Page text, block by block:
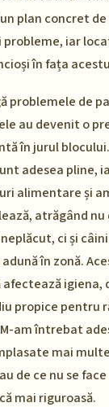
plan concret
probleme, iar
în fața
problemele de
au devenit o
în jurul
adesea pline,
alimentare și
atrăgând nu
ci și
în zonă.
afectează igiena,
propice pentru
am întrebat
mai
de ce nu se
mai riguroasă.